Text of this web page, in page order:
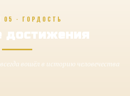
05 · ГОРДОСТЬ
достижения
вошёл в историю человечества